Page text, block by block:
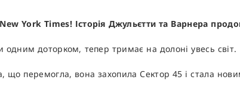
York Times! Історія Джульєтти та Варнера
одним доторком, тепер тримає на долоні увесь світ.
що перемогла, вона захопила Сектор 45 і стала